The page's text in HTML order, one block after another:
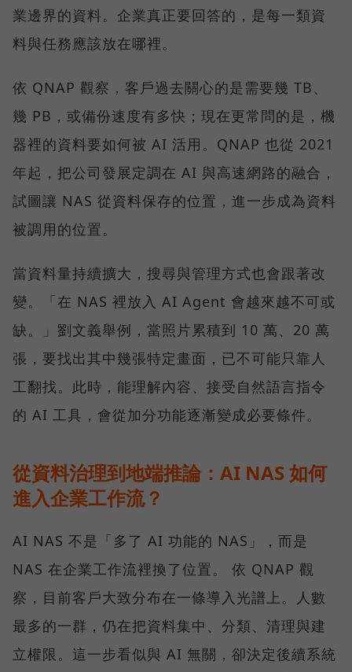
業邊界的資料。企業真正要回答的，是每一類資
料與任務應該放在哪裡。
依 QNAP 觀察，客戶過去關心的是需要幾 TB、
幾 PB，或備份速度有多快；現在更常問的是，機
器裡的資料要如何被 AI 活用。QNAP 也從 2021
年起，把公司發展定調在 AI 與高速網路的融合，
試圖讓 NAS 從資料保存的位置，進一步成為資料
被調用的位置。
當資料量持續擴大，搜尋與管理方式也會跟著改
變。「在 NAS 裡放入 AI Agent 會越來越不可或
缺。」劉文義舉例，當照片累積到 10 萬、20 萬
張，要找出其中幾張特定畫面，已不可能只靠人
工翻找。此時，能理解內容、接受自然語言指令
的 AI 工具，會從加分功能逐漸變成必要條件。
從資料治理到地端推論：AI NAS 如何
進入企業工作流？
AI NAS 不是「多了 AI 功能的 NAS」，而是
NAS 在企業工作流裡換了位置。 依 QNAP 觀
察，目前客戶大致分布在一條導入光譜上。人數
最多的一群，仍在把資料集中、分類、清理與建
立權限。這一步看似與 AI 無關，卻決定後續系統